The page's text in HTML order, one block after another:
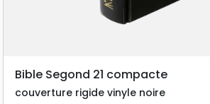
Bible Segond 21 compacte
couverture rigide vinyle noire